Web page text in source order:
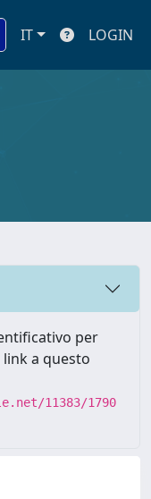
IT LOGIN
per
a questo
11383/1790